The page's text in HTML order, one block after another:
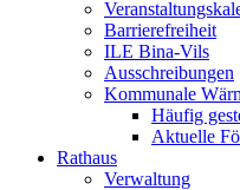
Barrierefreiheit
ILE Bina-Vils
Ausschreibungen
Kommunale
Häufig
Aktuelle
Rathaus
Verwaltung